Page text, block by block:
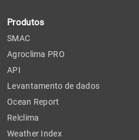
Produtos
SMAC
Agroclima PRO
API
Levantamento de dados
Ocean Report
Relclima
Weather Index